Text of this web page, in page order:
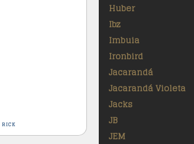
RICK
Huber
Ibz
Imbuia
Ironbird
Jacarandá
Jacarandá Violeta
Jacks
JB
JEM